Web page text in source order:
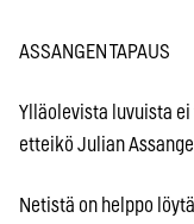
ASSANGEN TAPAUS
Ylläolevista luvuista
etteikö Julian
Netistä on helppo